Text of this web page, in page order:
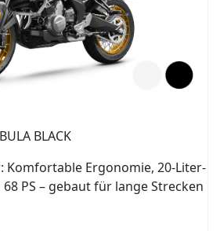
BLACK
Komfortable Ergonomie, 20-Liter-
PS – gebaut für lange Strecken